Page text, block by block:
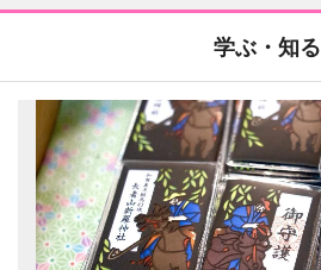
学ぶ・知る